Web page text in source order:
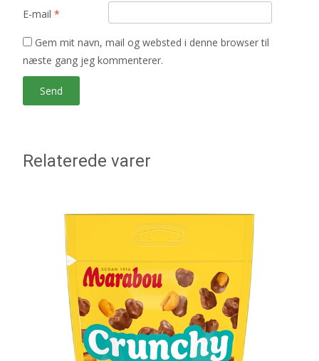
E-mail *
Gem mit navn, mail og websted i denne browser til
næste gang jeg kommenterer.
Relaterede varer